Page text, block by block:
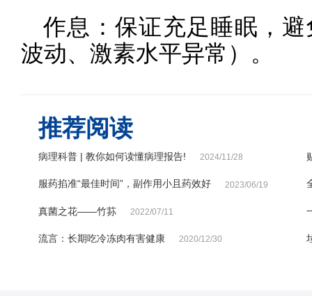
作息：保证充足睡眠，
波动、激素水平异常）。
推荐阅读
病理科普 | 教你如何读懂病理报告! 2024/11/28
服药掐准“最佳时间”，副作用小且药效好 2023/06/19
真菌之花——竹荪 2022/07/11
流言：长期吃冷冻肉有害健康 2020/12/30